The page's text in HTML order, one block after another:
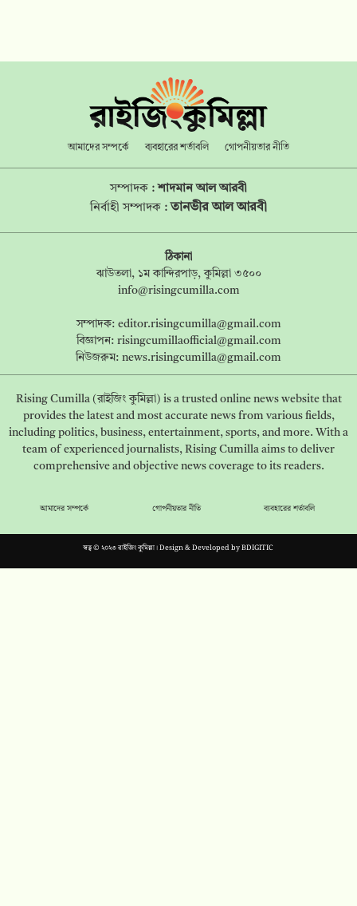
আমাদের সম্পর্কে ব্যবহারের শর্তাবলি গোপনীয়তার নীতি
সম্পাদক :শাদমান আল আরবী
নির্বাহী সম্পাদক :তানভীর আল আরবী
ঠিকানা
ঝাউতলা, ১ম কান্দিরপাড়, কুমিল্লা ৩৫০০
info@risingcumilla.com
সম্পাদক: editor.risingcumilla@gmail.com
বিজ্ঞাপন: risingcumillaofficial@gmail.com
নিউজরুম: news.risingcumilla@gmail.com
Rising Cumilla (রাইজিং কুমিল্লা) is a trusted online news website that
provides the latest and most accurate news from various fields,
including politics, business, entertainment, sports, and more. With a
team of experienced journalists, Rising Cumilla aims to deliver
comprehensive and objective news coverage to its readers.
আমাদের সম্পর্কে গোপনীয়তার নীতি ব্যবহারের শর্তাবলি
স্বত্ব © ২০২৩ রাইজিং কুমিল্লা। Design & Developed byBDIGITIC